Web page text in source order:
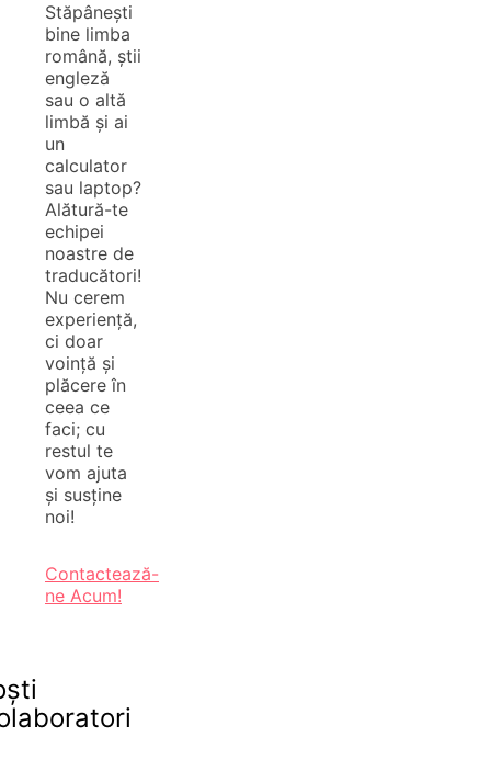
Stăpânești
bine limba
română, știi
engleză
sau o altă
limbă și ai
un
calculator
sau laptop?
Alătură-te
echipei
noastre de
traducători!
Nu cerem
experiență,
ci doar
voință și
plăcere în
ceea ce
faci; cu
restul te
vom ajuta
și susține
noi!
Contactează-
ne Acum!